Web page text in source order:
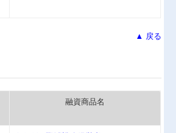
▲ 戻る
融資商品名